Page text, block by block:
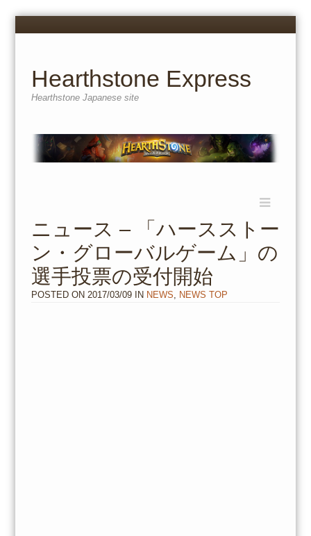
Menu
Hearthstone Express
Hearthstone Japanese site
content
ニュース – 「ハースストー
ン・グローバルゲーム」の
選手投票の受付開始
POSTED ON 2017/03/09IN NEWS NEWS TOP